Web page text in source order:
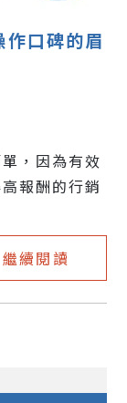
口碑的眉
，因為有效
報酬的行銷
繼續閱讀